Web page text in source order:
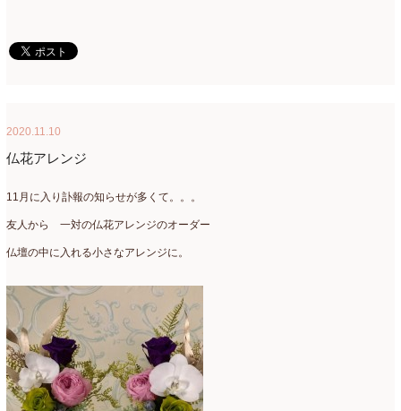
2020.11.10
仏花アレンジ
11月に入り訃報の知らせが多くて。。。
友人から 一対の仏花アレンジのオーダー
仏壇の中に入れる小さなアレンジに。